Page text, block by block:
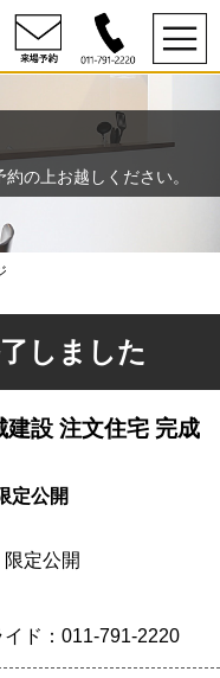
の上お越しください。
しました
建設 注文住宅 完成
定公開
定公開
イド：011-791-2220